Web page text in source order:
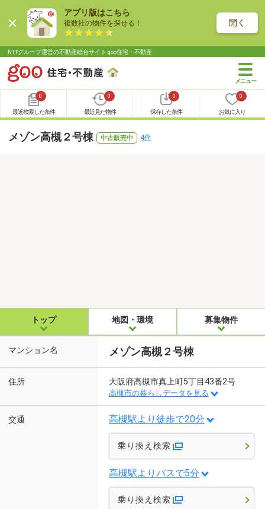
アプリ版はこちら
複数社の物件を探せる！ 開く
NTTグループ運営の不動産総合サイト goo住宅・不動産
0
最近検索した条件
0
最近見た物件
0
保存した条件
0
お気に入り
メゾン高槻２号棟 中古販売中 4件
トップ 地図・環境 募集物件
マンション名 メゾン高槻２号棟
住所 大阪府高槻市真上町5丁目43番2号
高槻市の暮らしデータを見る
交通 高槻駅より徒歩で20分
乗り換え検索
高槻駅よりバスで5分
乗り換え検索